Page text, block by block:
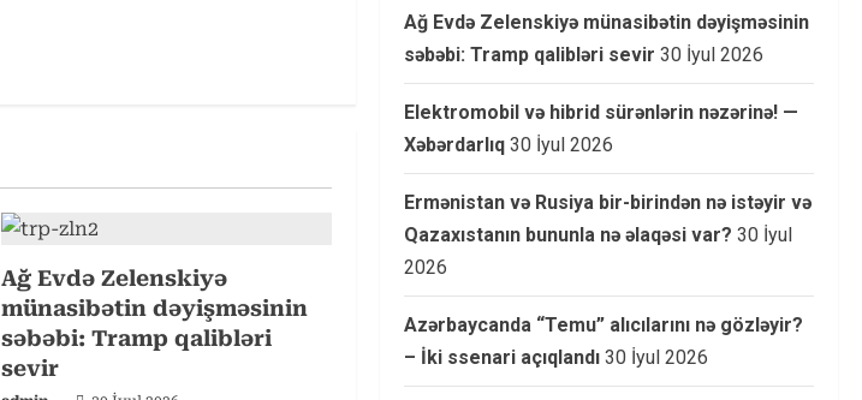
Ağ Evdə Zelenskiyə
münasibətin dəyişməsinin
səbəbi: Tramp qalibləri
sevir
Ağ Evdə Zelenskiyə münasibətin dəyişməsinin
səbəbi: Tramp qalibləri sevir 30 İyul 2026
Elektromobil və hibrid sürənlərin nəzərinə! —
Xəbərdarlıq 30 İyul 2026
Ermənistan və Rusiya bir-birindən nə istəyir və
Qazaxıstanın bununla nə əlaqəsi var? 30 İyul
2026
Azərbaycanda “Temu” alıcılarını nə gözləyir?
– İki ssenari açıqlandı 30 İyul 2026